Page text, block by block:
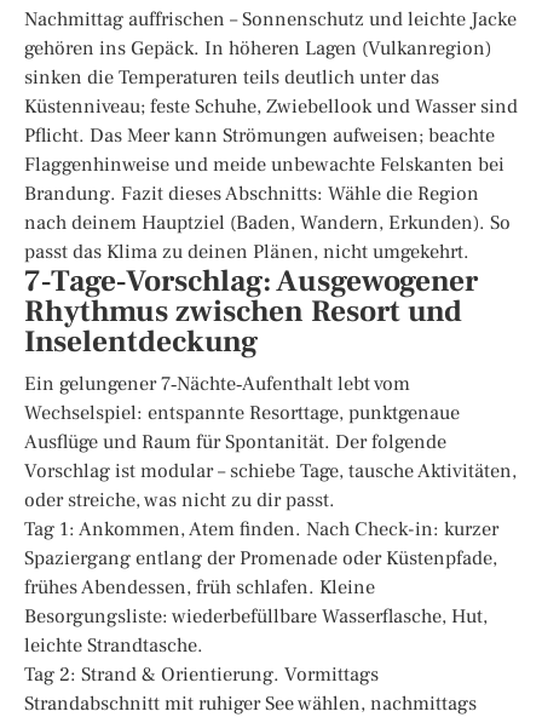
Nachmittag auffrischen – Sonnenschutz und leichte Jacke
gehören ins Gepäck. In höheren Lagen (Vulkanregion)
sinken die Temperaturen teils deutlich unter das
Küstenniveau; feste Schuhe, Zwiebellook und Wasser sind
Pflicht. Das Meer kann Strömungen aufweisen; beachte
Flaggenhinweise und meide unbewachte Felskanten bei
Brandung. Fazit dieses Abschnitts: Wähle die Region
nach deinem Hauptziel (Baden, Wandern, Erkunden). So
passt das Klima zu deinen Plänen, nicht umgekehrt.
7‑Tage‑Vorschlag: Ausgewogener
Rhythmus zwischen Resort und
Inselentdeckung
Ein gelungener 7‑Nächte‑Aufenthalt lebt vom
Wechselspiel: entspannte Resorttage, punktgenaue
Ausflüge und Raum für Spontanität. Der folgende
Vorschlag ist modular – schiebe Tage, tausche Aktivitäten,
oder streiche, was nicht zu dir passt.
Tag 1: Ankommen, Atem finden. Nach Check-in: kurzer
Spaziergang entlang der Promenade oder Küstenpfade,
frühes Abendessen, früh schlafen. Kleine
Besorgungsliste: wiederbefüllbare Wasserflasche, Hut,
leichte Strandtasche.
Tag 2: Strand & Orientierung. Vormittags
Strandabschnitt mit ruhiger See wählen, nachmittags